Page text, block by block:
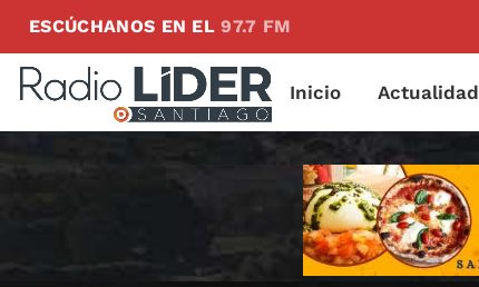
ESCÚCHANOS EN EL97.7 FM
Inicio Actualidad